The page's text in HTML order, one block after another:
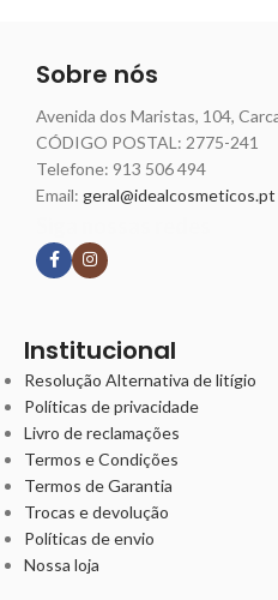
Sobre nós
Avenida dos Maristas, 104,
CÓDIGO POSTAL: 2775-241
Telefone: 913 506 494
Email: geral@idealcosmeticos.pt
Institucional
Resolução Alternativa de litígio
Políticas de privacidade
Livro de reclamações
Termos e Condições
Termos de Garantia
Trocas e devolução
Políticas de envio
Nossa loja